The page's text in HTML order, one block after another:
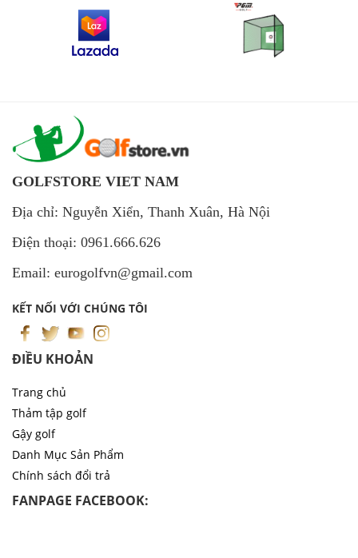
GOLFSTORE VIET NAM
Địa chỉ: Nguyễn Xiển, Thanh Xuân, Hà Nội
Điện thoại: 0961.666.626
Email: eurogolfvn@gmail.com
KẾT NỐI VỚI CHÚNG TÔI
ĐIỀU KHOẢN
Trang chủ
Thảm tập golf
Gậy golf
Danh Mục Sản Phẩm
Chính sách đổi trả
FANPAGE FACEBOOK: